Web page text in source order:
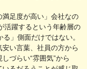
足度が高い」会社なの
活躍するという年齢層の
」側面だけではない。
い言葉、社員の方から
づらい“雰囲気”から